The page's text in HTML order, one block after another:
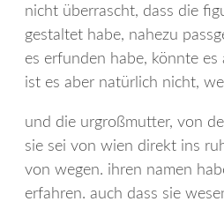
nicht überrascht, dass die
gestaltet habe, nahezu
es erfunden habe, könnte es
ist es aber natürlich nicht,
und die urgroßmutter, von
sie sei von wien direkt ins
von wegen. ihren namen
erfahren. auch dass sie